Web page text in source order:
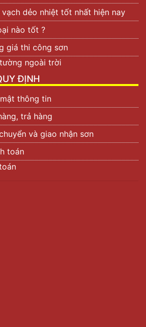
dẻo nhiệt tốt nhất hiện nay
nào tốt ?
giá thi công sơn
ngoài trời
ĐỊNH
thông tin
trả hàng
và giao nhận sơn
toán